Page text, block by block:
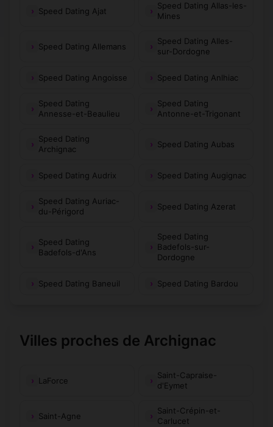
Speed Dating Ajat
Speed Dating Allas-les-
Mines
Speed Dating Allemans
Speed Dating Alles-
sur-Dordogne
Speed Dating Angoisse Speed Dating Anlhiac
Speed Dating
Annesse-et-Beaulieu
Speed Dating
Antonne-et-Trigonant
Speed Dating
Archignac
Speed Dating Aubas
Speed Dating Audrix Speed Dating Augignac
Speed Dating Auriac-
du-Périgord
Speed Dating Azerat
Speed Dating
Badefols-d'Ans
Speed Dating
Badefols-sur-
Dordogne
Speed Dating Baneuil Speed Dating Bardou
Villes proches de Archignac
LaForce
Saint-Capraise-
d'Eymet
Saint-Agne
Saint-Crépin-et-
Carlucet